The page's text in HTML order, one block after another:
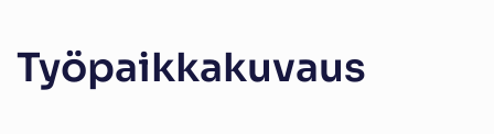
Työpaikkakuvaus